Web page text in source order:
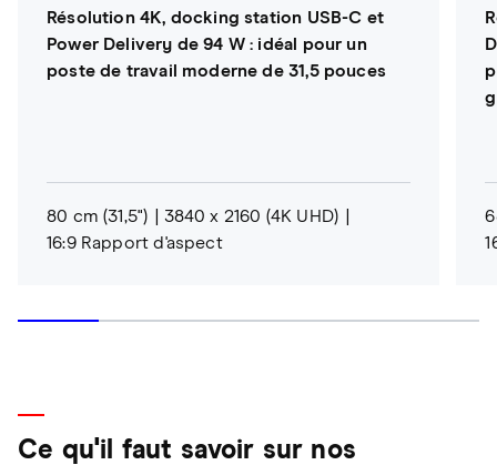
Résolution 4K, docking station USB-C et
Power Delivery de 94 W : idéal pour un
poste de travail moderne de 31,5 pouces
80 cm (31,5")
3840 x 2160 (4K UHD)
16:9 Rapport d'aspect
Ce qu'il faut savoir sur nos